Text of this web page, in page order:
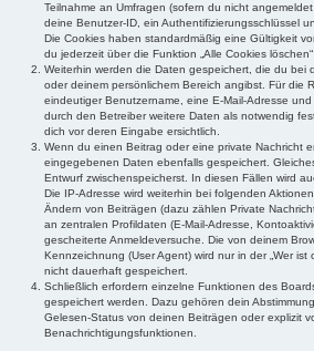
Teilnahme an Umfragen (sofern du nicht
deine Benutzer-ID, ein Authentifizierungsschlüssel
Die Cookies haben standardmäßig eine Gültigkeit
du jederzeit über die Funktion „Alle Cookies
Weiterhin werden die Daten gespeichert, die du bei
oder deinem persönlichem Bereich angibst. Für die
eindeutiger Benutzername, eine E-Mail-Adresse
durch den Betreiber weitere Daten als notwendig
dich vor deren Eingabe ersichtlich.
Wenn du einen Beitrag oder eine private Nachricht
eingegebenen Daten ebenfalls gespeichert.
Entwurf zwischenspeicherst. In diesen Fällen wird
Die IP-Adresse wird weiterhin bei folgenden
Ändern von Beiträgen (dazu zählen Private
an zentralen Profildaten (E-Mail-Adresse,
gescheiterte Anmeldeversuche. Die von deinem
Kennzeichnung (User Agent) wird nur in der „Wer ist
nicht dauerhaft gespeichert.
Schließlich erfordern einzelne Funktionen des
gespeichert werden. Dazu gehören dein
Gelesen-Status von deinen Beiträgen oder explizit
Benachrichtigungsfunktionen.